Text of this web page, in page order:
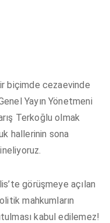
biçimde cezaevinde
Yayın Yönetmeni
Terkoğlu olmak
hallerinin sona
görüşmeye açılan
mahkumların
kabul edilemez!